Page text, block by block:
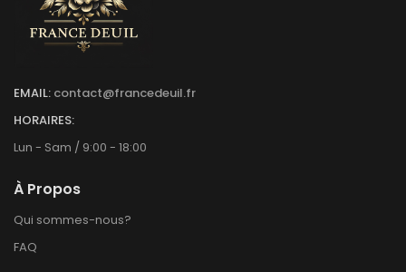
EMAIL: contact@francedeuil.fr
HORAIRES:
Lun - Sam / 9:00 - 18:00
À Propos
Qui sommes-nous?
FAQ